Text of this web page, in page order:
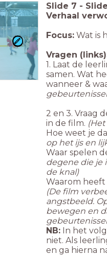
Slide 7 - Slide
Verhaal
Focus: Wat is
Vragen
1. Laat de
samen. Wat
wanneer &
2 en 3. Vraag
in de film.
Hoe weet je
op het ijs en
Waar spelen
degene die je
de knal)
Waarom
(De film
angstbeeld.
bewegen en
NB: In het
niet. Als
en ga hierna